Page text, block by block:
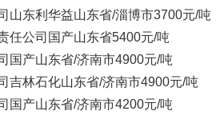
山东利华益山东省/淄博市3700元/吨
任公司 国产山东省5400元/吨
国产山东省/济南市4900元/吨
吉林石化山东省/济南市4900元/吨
国产山东省/济南市4200元/吨